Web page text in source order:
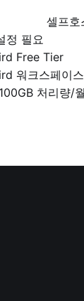
셀프호
정 필요
Free Tier
워크스페이스
처리량/